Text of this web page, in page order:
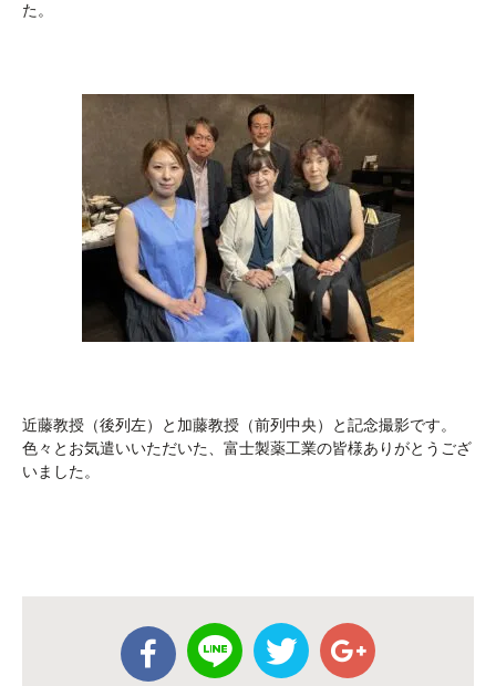
た。
近藤教授（後列左）と加藤教授（前列中央）と記念撮影です。
色々とお気遣いいただいた、富士製薬工業の皆様ありがとうござ
いました。